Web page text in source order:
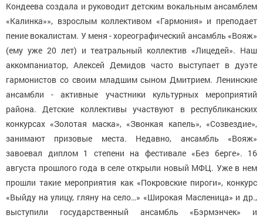
Кондеева создала и руководит детским вокальным ансамблем
«Калинка»», взрослым коллективом «Гармония» и преподает
пение вокалистам. У меня - хореографический ансамбль «Вояж»
(ему уже 20 лет) и театральный коллектив «Лицедей». Наш
аккомпаниатор, Алексей Демидов часто выступает в дуэте
гармонистов со своим младшим сыном Дмитрием. Ленинские
ансамбли - активные участники культурных мероприятий
района. Детские коллективы участвуют в республиканских
конкурсах «Золотая маска», «Звонкая капель», «Созвездие»,
занимают призовые места. Недавно, ансамбль «Вояж»
завоевал диплом 1 степени на фестивале «Без берге». 16
августа прошлого года в селе открыли новый МФЦ. Уже в нем
прошли такие мероприятия как «Покровские пироги», конкурс
«Выйду на улицу, гляну на село…» «Широкая Масленица» и др.,
выступили государственный ансамбль «Бэрмэнчек» и